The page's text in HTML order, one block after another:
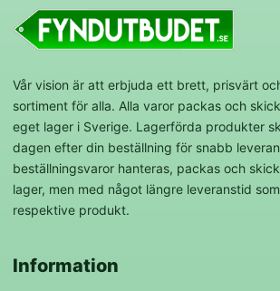
Vår vision är att erbjuda ett brett, prisvärt
sortiment för alla. Alla varor packas och
eget lager i Sverige. Lagerförda produkter
dagen efter din beställning för snabb
beställningsvaror hanteras, packas och
lager, men med något längre leveranstid
respektive produkt.
Information